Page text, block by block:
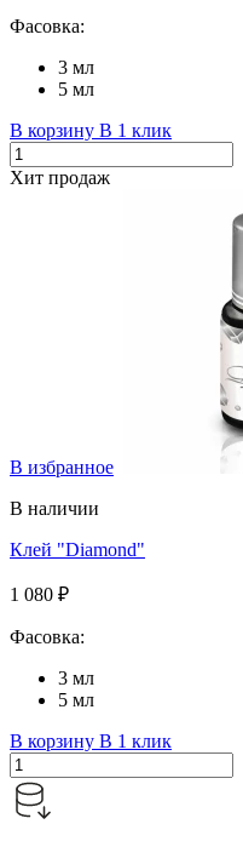
Фасовка:
3 мл
5 мл
В корзину В 1 клик
Хит продаж
В избранное
В наличии
Клей "Diamond"
1 080 ₽
Фасовка:
3 мл
5 мл
В корзину В 1 клик